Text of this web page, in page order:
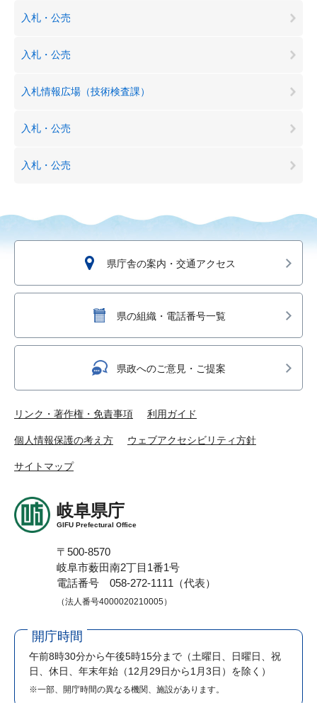
入札・公売
入札・公売
入札情報広場（技術検査課）
入札・公売
入札・公売
県庁舎の案内・交通アクセス
県の組織・電話番号一覧
県政へのご意見・ご提案
リンク・著作権・免責事項 利用ガイド
個人情報保護の考え方 ウェブアクセシビリティ方針
サイトマップ
岐阜県庁
GIFU Prefectural Office
〒500-8570
岐阜市薮田南2丁目1番1号
電話番号 058-272-1111（代表）
（法人番号4000020210005）
開庁時間
午前8時30分から午後5時15分まで （土曜日、日曜日、祝
日、休日、年末年始（12月29日から1月3日）を除く）
※一部、開庁時間の異なる機関、施設があります。